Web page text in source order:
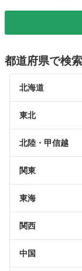
都道府県で検索
北海道
東北
北陸・甲信越
関東
東海
関西
中国